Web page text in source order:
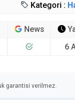
Kategori :
News
6
garantisi verilmez.